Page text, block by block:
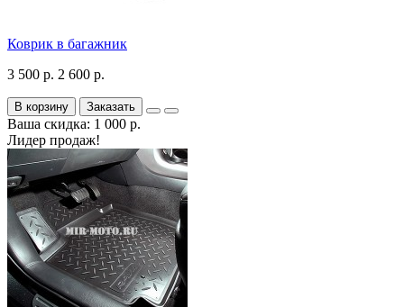
Коврик в багажник
3 500 р. 2 600 р.
В корзину Заказать
Ваша скидка: 1 000 р.
Лидер продаж!